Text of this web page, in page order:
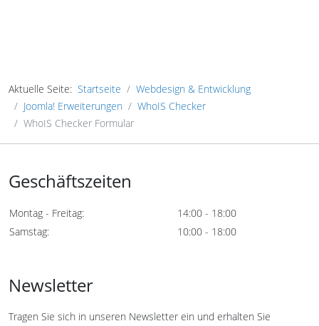
Aktuelle Seite: Startseite
Webdesign & Entwicklung
Joomla! Erweiterungen
WhoIS Checker
WhoIS Checker Formular
Geschäftszeiten
Montag - Freitag:
14:00 - 18:00
Samstag:
10:00 - 18:00
Newsletter
Tragen Sie sich in unseren Newsletter ein und erhalten Sie